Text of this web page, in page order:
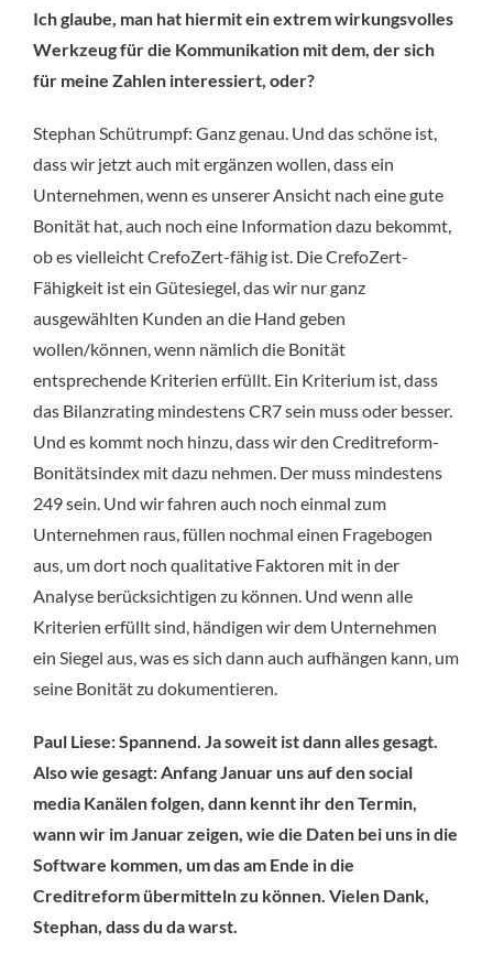
Ich glaube, man hat hiermit ein extrem wirkungsvolles
Werkzeug für die Kommunikation mit dem, der sich
für meine Zahlen interessiert, oder?
Stephan Schütrumpf: Ganz genau. Und das schöne ist,
dass wir jetzt auch mit ergänzen wollen, dass ein
Unternehmen, wenn es unserer Ansicht nach eine gute
Bonität hat, auch noch eine Information dazu bekommt,
ob es vielleicht CrefoZert-fähig ist. Die CrefoZert-
Fähigkeit ist ein Gütesiegel, das wir nur ganz
ausgewählten Kunden an die Hand geben
wollen/können, wenn nämlich die Bonität
entsprechende Kriterien erfüllt. Ein Kriterium ist, dass
das Bilanzrating mindestens CR7 sein muss oder besser.
Und es kommt noch hinzu, dass wir den Creditreform-
Bonitätsindex mit dazu nehmen. Der muss mindestens
249 sein. Und wir fahren auch noch einmal zum
Unternehmen raus, füllen nochmal einen Fragebogen
aus, um dort noch qualitative Faktoren mit in der
Analyse berücksichtigen zu können. Und wenn alle
Kriterien erfüllt sind, händigen wir dem Unternehmen
ein Siegel aus, was es sich dann auch aufhängen kann, um
seine Bonität zu dokumentieren.
Paul Liese: Spannend. Ja soweit ist dann alles gesagt.
Also wie gesagt: Anfang Januar uns auf den social
media Kanälen folgen, dann kennt ihr den Termin,
wann wir im Januar zeigen, wie die Daten bei uns in die
Software kommen, um das am Ende in die
Creditreform übermitteln zu können. Vielen Dank,
Stephan, dass du da warst.